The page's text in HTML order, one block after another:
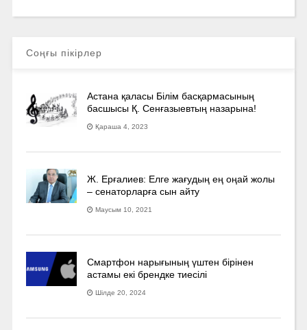
Соңғы пікірлер
Астана қаласы Білім басқармасының
басшысы Қ. Сенғазыевтың назарына!
Қараша 4, 2023
Ж. Ерғалиев: Елге жағудың ең оңай жолы
– сенаторларға сын айту
Маусым 10, 2021
Смартфон нарығының үштен бірінен
астамы екі брендке тиесілі
Шілде 20, 2024